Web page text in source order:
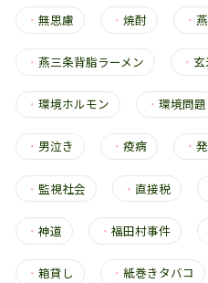
・ 無思慮 ・焼酎 ・
・ 燕三条背脂ラーメン ・
・ 環境ホルモン ・環境問題
・ 男泣き ・疫病 ・
・ 監視社会 ・ 直接税
・ 神道 ・福田村事件
・ 箱貸し ・紙巻きタバコ